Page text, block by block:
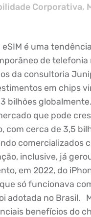
Corporativa,
eSIM é uma
de telefonia
da consultoria
em chips
bilhões
que pode
com cerca de 3,5
comercializados
inclusive, já
em 2022, do
só funcionava
adotada no Brasil.
benefícios do